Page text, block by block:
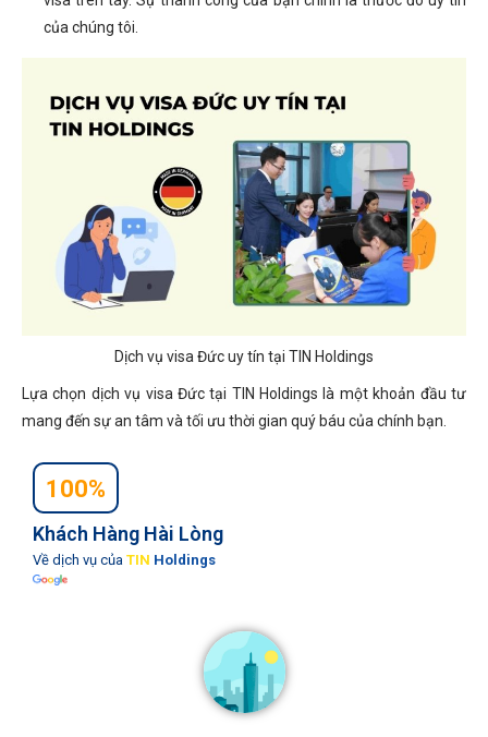
của chúng tôi.
Dịch vụ visa Đức uy tín tại TIN Holdings
Lựa chọn dịch vụ visa Đức tại TIN Holdings là một khoản đầu tư
mang đến sự an tâm và tối ưu thời gian quý báu của chính bạn.
100%
Khách Hàng Hài Lòng
Về dịch vụ của TIN Holdings